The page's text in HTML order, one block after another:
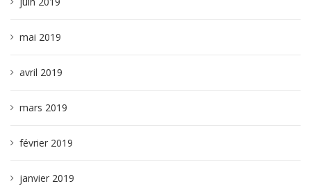
mai 2019
avril 2019
mars 2019
février 2019
janvier 2019